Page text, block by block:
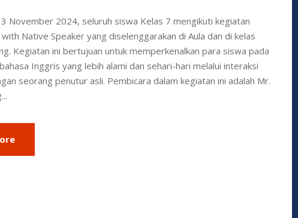
November 2024, seluruh siswa Kelas 7 mengikuti kegiatan
with Native Speaker yang diselenggarakan di Aula dan di kelas
Kegiatan ini bertujuan untuk memperkenalkan para siswa pada
Inggris yang lebih alami dan sehari-hari melalui interaksi
seorang penutur asli. Pembicara dalam kegiatan ini adalah Mr.